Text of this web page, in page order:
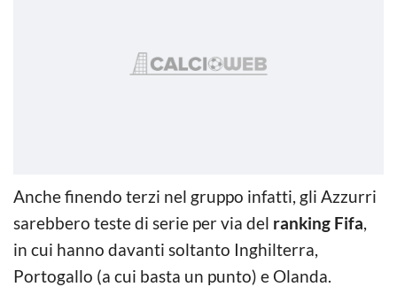
Anche finendo terzi nel gruppo infatti, gli Azzurri
sarebbero teste di serie per via del ranking Fifa,
in cui hanno davanti soltanto Inghilterra,
Portogallo (a cui basta un punto) e Olanda.